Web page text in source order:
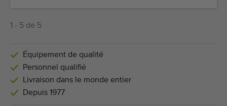
1 - 5 de 5
Équipement de qualité
Personnel qualifié
Livraison dans le monde entier
Depuis 1977